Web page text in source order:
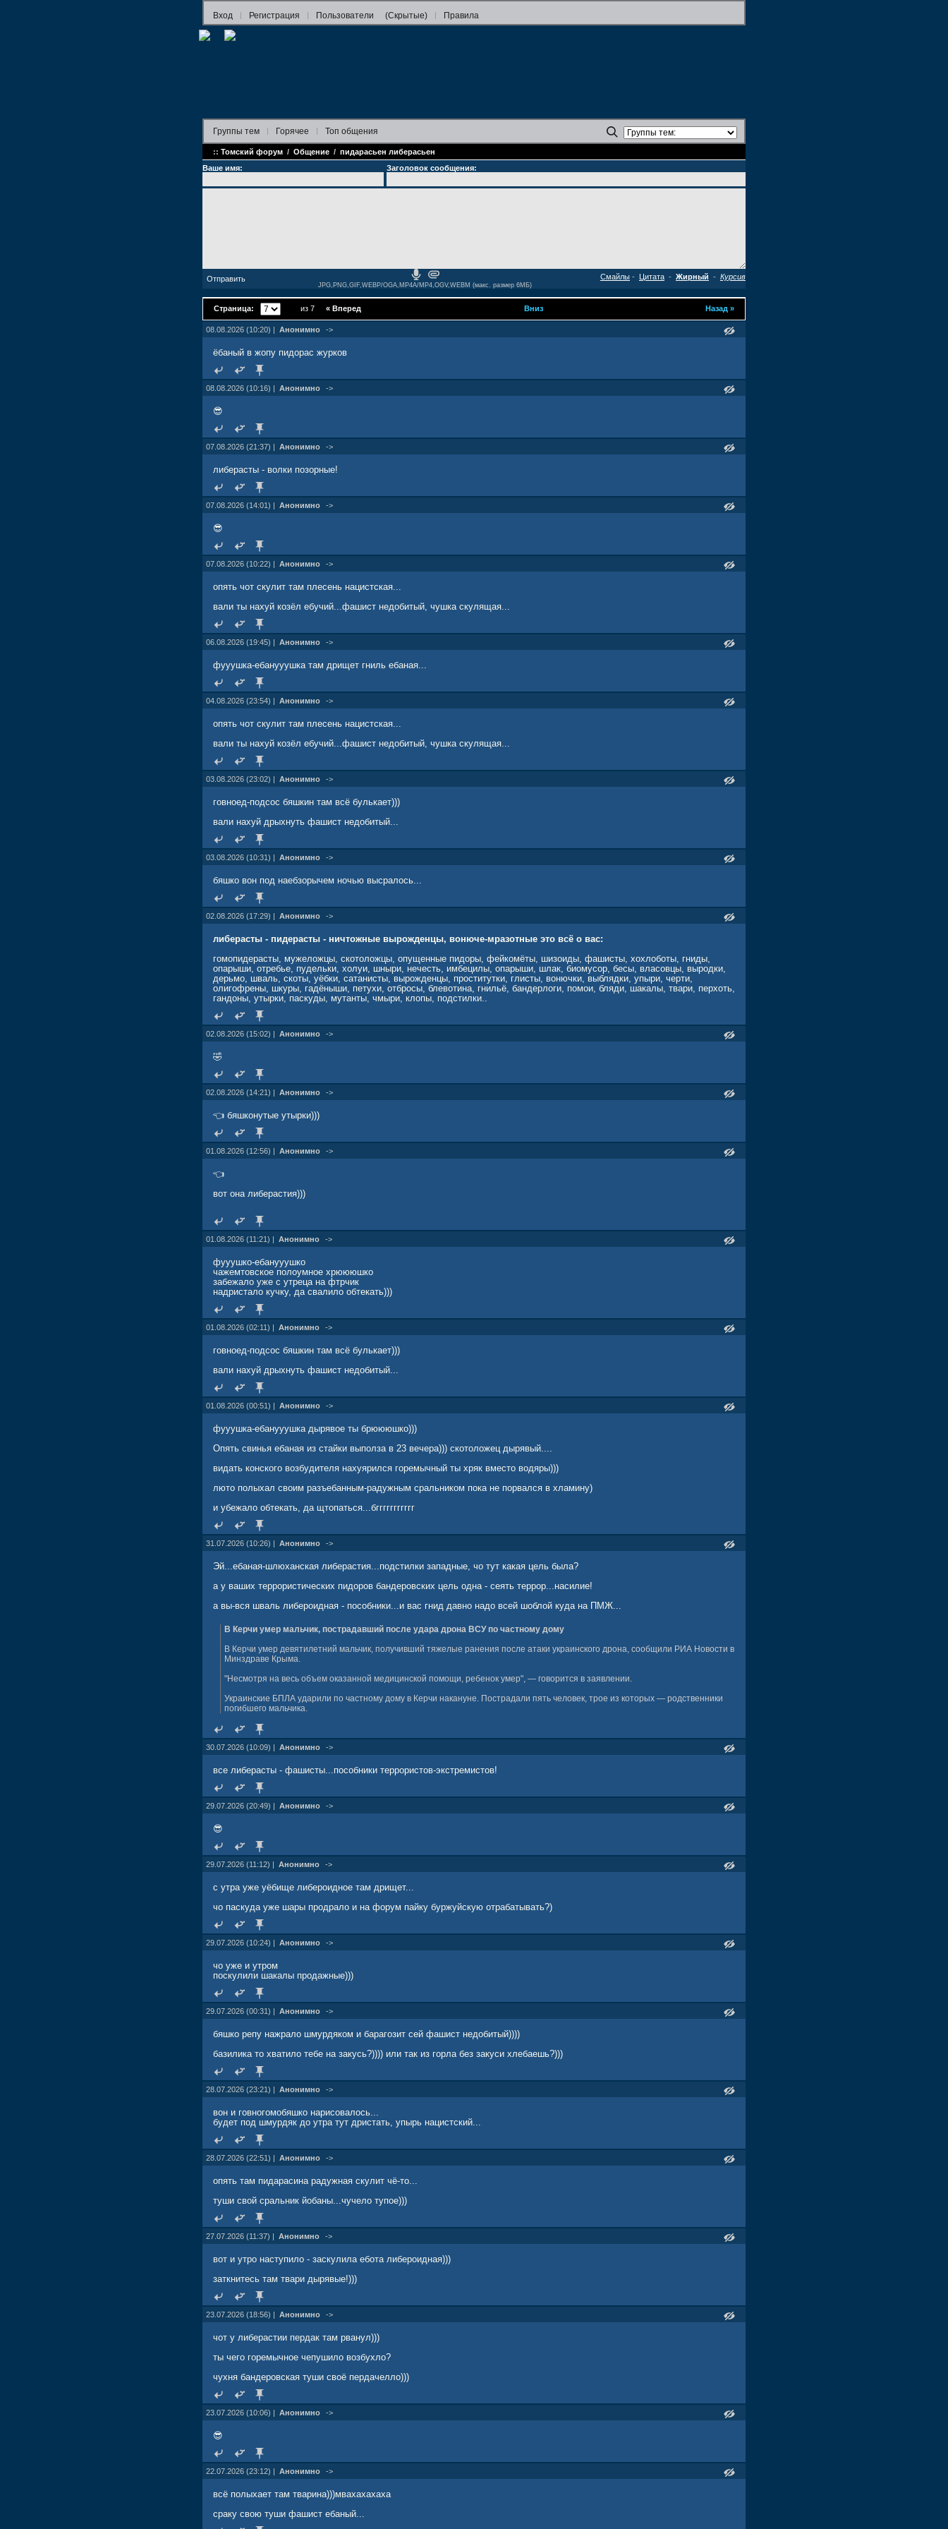
Вход Регистрация Пользователи (Скрытые) Правила
Группы тем Горячее Топ общения
:: Томский форум / Общение / пидарасьен либерасьен
Ваше имя:
Заголовок сообщения:
- Цитата - Жирный - Курсив
Смайлы
JPG,PNG,GIF,WEBP/OGA,MP4A/MP4,OGV,WEBM (макс. размер 6МБ)
Страница: из 7 Назад »
« Вперед Вниз
08.08.2026 (10:20) | Анонимно ->
ёбаный в жопу пидорас журков
08.08.2026 (10:16) | Анонимно ->
😎
07.08.2026 (21:37) | Анонимно ->
либерасты - волки позорные!
07.08.2026 (14:01) | Анонимно ->
😎
07.08.2026 (10:22) | Анонимно ->
опять чот скулит там плесень нацистская...
вали ты нахуй козёл ебучий...фашист недобитый, чушка скулящая...
06.08.2026 (19:45) | Анонимно ->
фууушка-ебанууушка там дрищет гниль ебаная...
04.08.2026 (23:54) | Анонимно ->
опять чот скулит там плесень нацистская...
вали ты нахуй козёл ебучий...фашист недобитый, чушка скулящая...
03.08.2026 (23:02) | Анонимно ->
говноед-подсос бяшкин там всё булькает)))
вали нахуй дрыхнуть фашист недобитый...
03.08.2026 (10:31) | Анонимно ->
бяшко вон под наебзорычем ночью высралось...
02.08.2026 (17:29) | Анонимно ->
либерасты - пидерасты - ничтожные вырожденцы, вонюче-мразотные это всё о вас:
гомопидерасты, мужеложцы, скотоложцы, опущенные пидоры, фейкомёты, шизоиды, фашисты, хохлоботы, гниды,
опарыши, отребье, пудельки, холуи, шныри, нечесть, имбецилы, опарыши, шлак, биомусор, бесы, власовцы, выродки,
дерьмо, шваль, скоты, уёбки, сатанисты, вырожденцы, проститутки, глисты, вонючки, выблядки, упыри, черти,
олигофрены, шкуры, гадёныши, петухи, отбросы, блевотина, гнильё, бандерлоги, помои, бляди, шакалы, твари, перхоть,
гандоны, утырки, паскуды, мутанты, чмыри, клопы, подстилки..
02.08.2026 (15:02) | Анонимно ->
🤣
02.08.2026 (14:21) | Анонимно ->
👈 бяшконутые утырки)))
01.08.2026 (12:56) | Анонимно ->
👈
вот она либерастия)))
01.08.2026 (11:21) | Анонимно ->
фууушко-ебанууушко
чажемтовское полоумное хрюююшко
забежало уже с утреца на фтрчик
надристало кучку, да свалило обтекать)))
01.08.2026 (02:11) | Анонимно ->
говноед-подсос бяшкин там всё булькает)))
вали нахуй дрыхнуть фашист недобитый...
01.08.2026 (00:51) | Анонимно ->
фууушка-ебанууушка дырявое ты брюююшко)))
Опять свинья ебаная из стайки выполза в 23 вечера))) скотоложец дырявый....
видать конского возбудителя нахуярился горемычный ты хряк вместо водяры)))
люто полыхал своим разъебанным-радужным сральником пока не порвался в хламину)
и убежало обтекать, да щтопаться...бггггггггггг
31.07.2026 (10:26) | Анонимно ->
Эй...ебаная-шлюханская либерастия...подстилки западные, чо тут какая цель была?
а у ваших террористических пидоров бандеровских цель одна - сеять террор...насилие!
а вы-вся шваль либероидная - пособники...и вас гнид давно надо всей шоблой куда на ПМЖ...
В Керчи умер мальчик, пострадавший после удара дрона ВСУ по частному дому
В Керчи умер девятилетний мальчик, получивший тяжелые ранения после атаки украинского дрона, сообщили РИА Новости в
Минздраве Крыма.
"Несмотря на весь объем оказанной медицинской помощи, ребенок умер", — говорится в заявлении.
Украинские БПЛА ударили по частному дому в Керчи накануне. Пострадали пять человек, трое из которых — родственники
погибшего мальчика.
30.07.2026 (10:09) | Анонимно ->
все либерасты - фашисты...пособники террористов-экстремистов!
29.07.2026 (20:49) | Анонимно ->
😎
29.07.2026 (11:12) | Анонимно ->
с утра уже уёбище либероидное там дрищет...
чо паскуда уже шары продрало и на форум пайку буржуйскую отрабатывать?)
29.07.2026 (10:24) | Анонимно ->
чо уже и утром
поскулили шакалы продажные)))
29.07.2026 (00:31) | Анонимно ->
бяшко репу нажрало шмурдяком и барагозит сей фашист недобитый))))
базилика то хватило тебе на закусь?)))) или так из горла без закуси хлебаешь?)))
28.07.2026 (23:21) | Анонимно ->
вон и говногомобяшко нарисовалось...
будет под шмурдяк до утра тут дристать, упырь нацистский...
28.07.2026 (22:51) | Анонимно ->
опять там пидарасина радужная скулит чё-то...
туши свой сральник йобаны...чучело тупое)))
27.07.2026 (11:37) | Анонимно ->
вот и утро наступило - заскулила ебота либероидная)))
заткнитесь там твари дырявые!)))
23.07.2026 (18:56) | Анонимно ->
чот у либерастии пердак там рванул)))
ты чего горемычное чепушило возбухло?
чухня бандеровская туши своё пердачелло)))
23.07.2026 (10:06) | Анонимно ->
😎
22.07.2026 (23:12) | Анонимно ->
всё полыхает там тварина)))мвахахахаха
сраку свою туши фашист ебаный...